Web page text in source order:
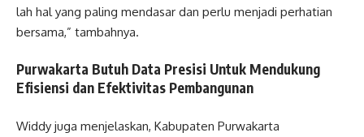
lah hal yang paling mendasar dan perlu menjadi perhatian
bersama,” tambahnya.
Purwakarta Butuh Data Presisi Untuk Mendukung
Efisiensi dan Efektivitas Pembangunan
Widdy juga menjelaskan, Kabupaten Purwakarta